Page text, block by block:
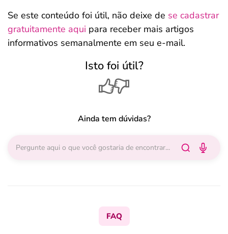
Se este conteúdo foi útil, não deixe de se cadastrar
gratuitamente aqui para receber mais artigos
informativos semanalmente em seu e-mail.
Isto foi útil?
Ainda tem dúvidas?
FAQ